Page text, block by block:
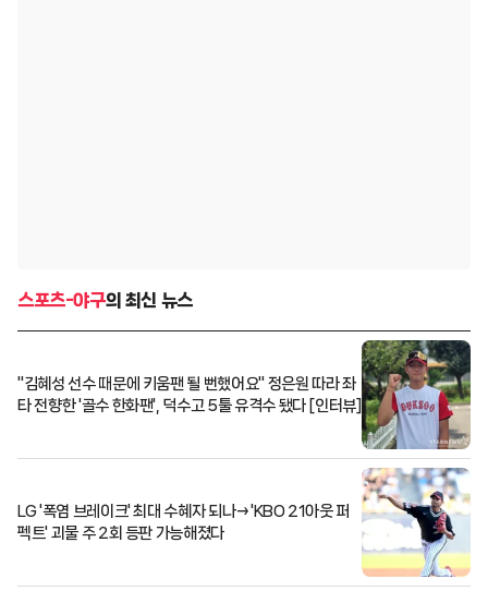
스포츠-야구의 최신 뉴스
"김혜성 선수 때문에 키움팬 될 뻔했어요" 정은원 따라 좌
타 전향한 '골수 한화팬', 덕수고 5툴 유격수 됐다 [인터뷰]
LG '폭염 브레이크' 최대 수혜자 되나→'KBO 21아웃 퍼
펙트' 괴물 주 2회 등판 가능해졌다